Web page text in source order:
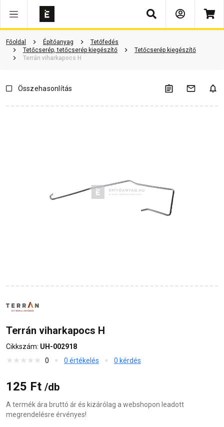
Keresés
Főoldal Építőanyag
Tetőfedés
Tetőcserép, tetőcserép kiegészítő
Tetőcserép kiegészítő
Terrán viharkapocs H
Vásárlói vélemények Kérdések és válaszok Kapcsolódó cikkek
Összehasonlítás
Terrán viharkapocs H
Cikkszám: UH-002918
0
0 értékelés 0 kérdés
125 Ft /db
A termék ára bruttó ár és kizárólag a webshopon leadott
megrendelésre érvényes!